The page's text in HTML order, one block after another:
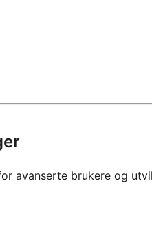
avanserte brukere og